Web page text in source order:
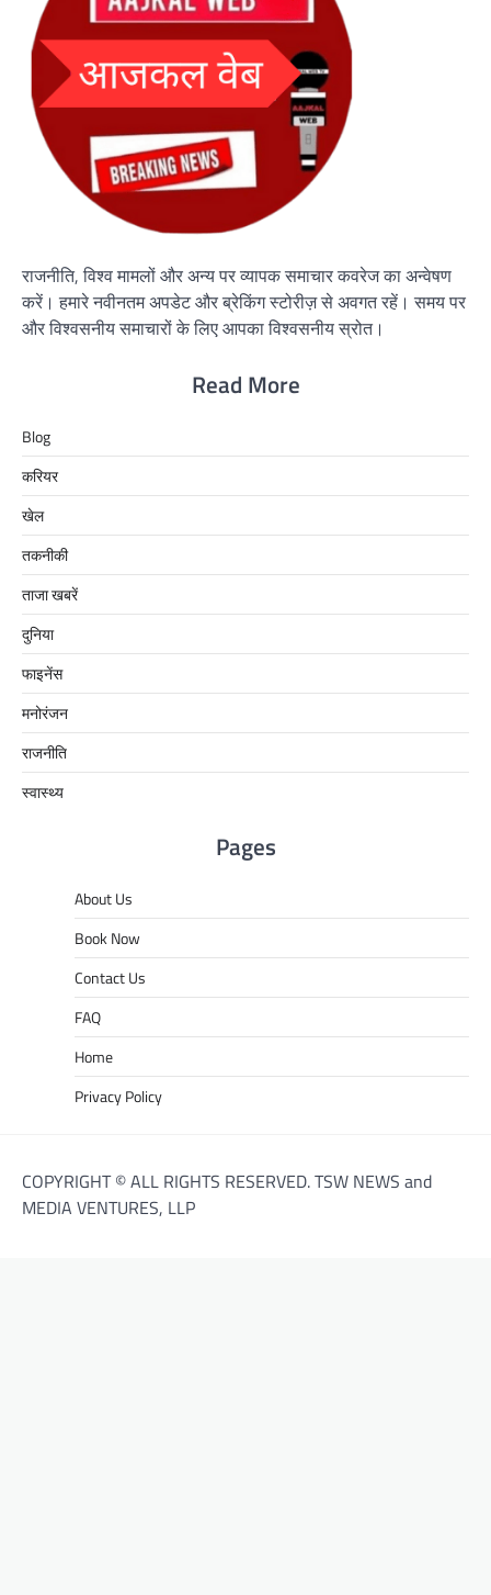
राजनीति, विश्व मामलों और अन्य पर व्यापक समाचार कवरेज का अन्वेषण
करें। हमारे नवीनतम अपडेट और ब्रेकिंग स्टोरीज़ से अवगत रहें। समय पर
और विश्वसनीय समाचारों के लिए आपका विश्वसनीय स्रोत।
Read More
Blog
करियर
खेल
तकनीकी
ताजा खबरें
दुनिया
फाइनेंस
मनोरंजन
राजनीति
स्वास्थ्य
Pages
About Us
Book Now
Contact Us
FAQ
Home
Privacy Policy
COPYRIGHT © ALL RIGHTS RESERVED. TSW NEWS and
MEDIA VENTURES, LLP